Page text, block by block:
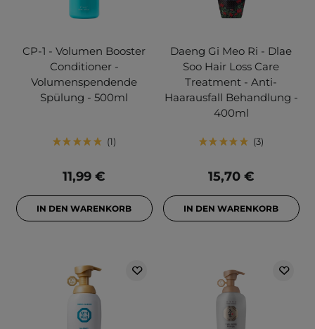
CP-1 - Volumen Booster
Conditioner -
Volumenspendende
Spülung - 500ml
1
11,99 €
IN DEN WARENKORB
Daeng Gi Meo Ri - Dlae
Soo Hair Loss Care
Treatment - Anti-
Haarausfall Behandlung -
400ml
3
15,70 €
IN DEN WARENKORB